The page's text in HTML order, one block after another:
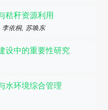
秸秆资源利用
依桐, 苏唤东
设中的重要性研究
水环境综合管理